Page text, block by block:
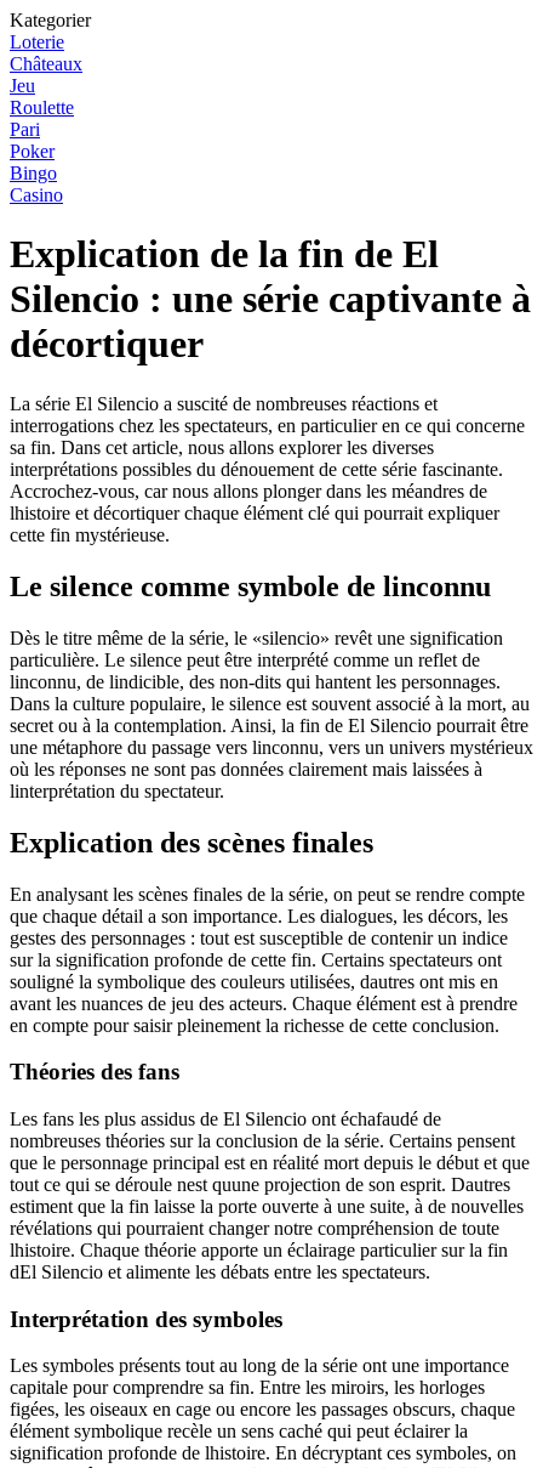
Kategorier
Loterie
Châteaux
Jeu
Roulette
Pari
Poker
Bingo
Casino
Explication de la fin de El
Silencio : une série captivante à
décortiquer
La série El Silencio a suscité de nombreuses réactions et
interrogations chez les spectateurs, en particulier en ce qui concerne
sa fin. Dans cet article, nous allons explorer les diverses
interprétations possibles du dénouement de cette série fascinante.
Accrochez-vous, car nous allons plonger dans les méandres de
lhistoire et décortiquer chaque élément clé qui pourrait expliquer
cette fin mystérieuse.
Le silence comme symbole de linconnu
Dès le titre même de la série, le «silencio» revêt une signification
particulière. Le silence peut être interprété comme un reflet de
linconnu, de lindicible, des non-dits qui hantent les personnages.
Dans la culture populaire, le silence est souvent associé à la mort, au
secret ou à la contemplation. Ainsi, la fin de El Silencio pourrait être
une métaphore du passage vers linconnu, vers un univers mystérieux
où les réponses ne sont pas données clairement mais laissées à
linterprétation du spectateur.
Explication des scènes finales
En analysant les scènes finales de la série, on peut se rendre compte
que chaque détail a son importance. Les dialogues, les décors, les
gestes des personnages : tout est susceptible de contenir un indice
sur la signification profonde de cette fin. Certains spectateurs ont
souligné la symbolique des couleurs utilisées, dautres ont mis en
avant les nuances de jeu des acteurs. Chaque élément est à prendre
en compte pour saisir pleinement la richesse de cette conclusion.
Théories des fans
Les fans les plus assidus de El Silencio ont échafaudé de
nombreuses théories sur la conclusion de la série. Certains pensent
que le personnage principal est en réalité mort depuis le début et que
tout ce qui se déroule nest quune projection de son esprit. Dautres
estiment que la fin laisse la porte ouverte à une suite, à de nouvelles
révélations qui pourraient changer notre compréhension de toute
lhistoire. Chaque théorie apporte un éclairage particulier sur la fin
dEl Silencio et alimente les débats entre les spectateurs.
Interprétation des symboles
Les symboles présents tout au long de la série ont une importance
capitale pour comprendre sa fin. Entre les miroirs, les horloges
figées, les oiseaux en cage ou encore les passages obscurs, chaque
élément symbolique recèle un sens caché qui peut éclairer la
signification profonde de lhistoire. En décryptant ces symboles, on